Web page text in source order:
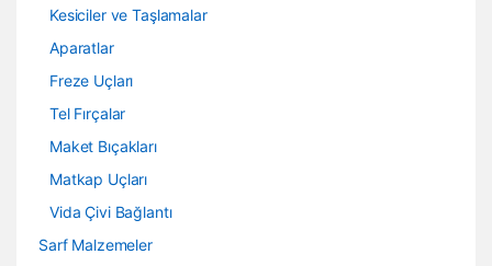
Kesiciler ve Taşlamalar
Aparatlar
Freze Uçları
Tel Fırçalar
Maket Bıçakları
Matkap Uçları
Vida Çivi Bağlantı
Sarf Malzemeler